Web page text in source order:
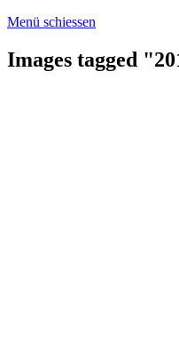
Menü schiessen
Images tagged